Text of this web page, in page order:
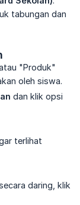
tabungan dan
"Produk"
oleh siswa.
dan klik opsi
terlihat
daring, klik